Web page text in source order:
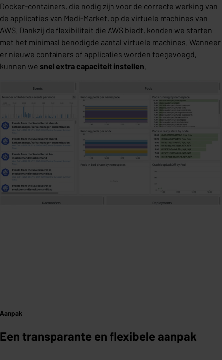
Docker-containers, die nodig zijn voor de correcte werking van
de applicaties van Medi-Market, op de virtuele machines van
AWS. Dankzij de flexibiliteit die AWS biedt, konden we starten
met het minimaal benodigde aantal virtuele machines. Wanneer
er nieuwe containers of applicaties worden toegevoegd,
kunnen we snel extra capaciteit instellen
Aanpak
Een transparante en flexibele aanpak